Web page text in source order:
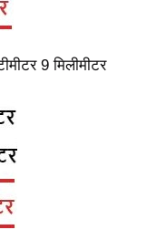
9 मिलीमीटर